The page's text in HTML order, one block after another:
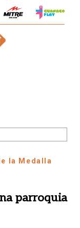
la Medalla
parroquia